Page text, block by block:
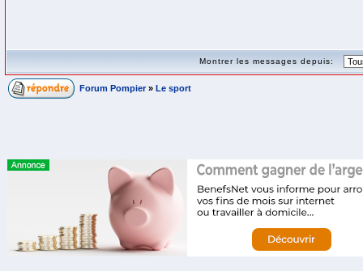
Montrer les messages depuis:
Forum Pompier » Le sport